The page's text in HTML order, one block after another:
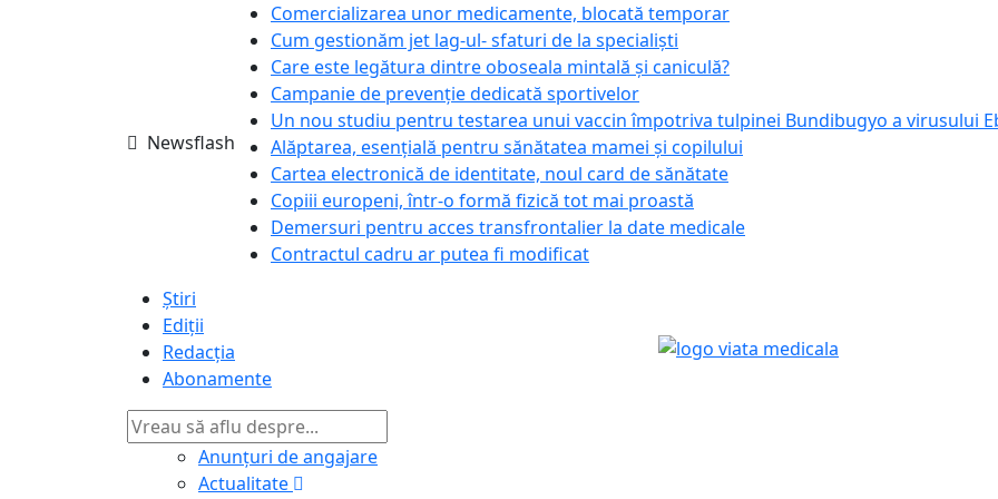
Newsflash
Comercializarea unor medicamente, blocată temporar
Cum gestionăm jet lag-ul- sfaturi de la specialiști
Care este legătura dintre oboseala mintală și caniculă?
Campanie de prevenție dedicată sportivelor
Un nou studiu pentru testarea unui vaccin împotriva tulpinei Bundibugyo a virusului
Alăptarea, esențială pentru sănătatea mamei și copilului
Cartea electronică de identitate, noul card de sănătate
Copiii europeni, într-o formă fizică tot mai proastă
Demersuri pentru acces transfrontalier la date medicale
Contractul cadru ar putea fi modificat
Știri
Ediții
Redacția
Abonamente
Anunțuri de angajare
Actualitate